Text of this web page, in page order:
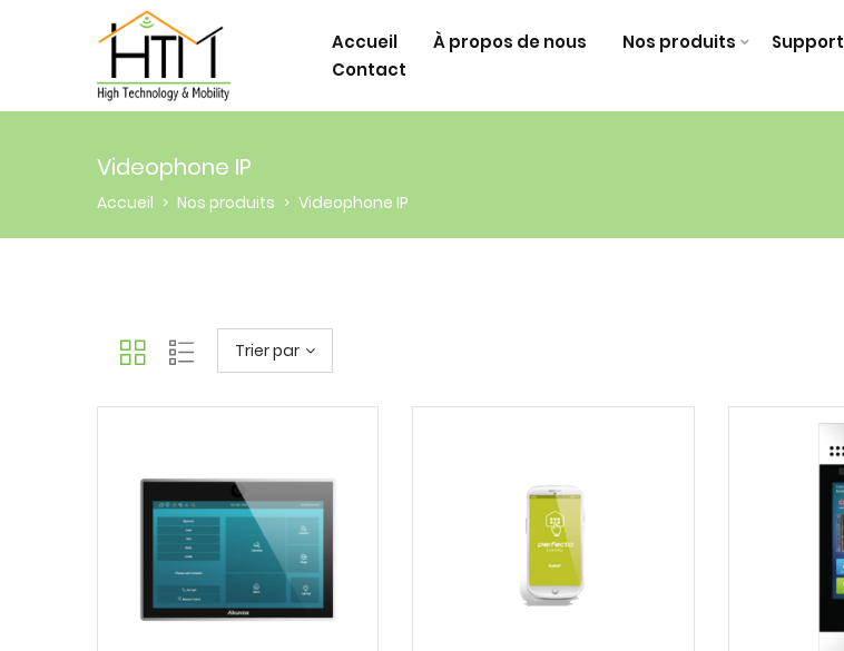
Accueil À propos de nous Nos produits Support
Contact
Videophone IP
Accueil > Nos produits > Videophone IP
Trier par